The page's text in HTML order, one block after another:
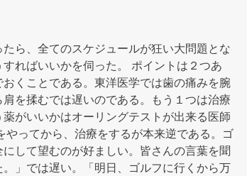
ら、全てのスケジュールが狂い大問題とな
ればいいかを伺った。 ポイントは２つあ
くことである。東洋医学では歯の痛みを腕
を揉むでは遅いのである。もう１つは治療
がいいかはオーリングテストが出来る医師
ってから、治療をするが本来逆である。ゴ
して望むのが好ましい。皆さんの言葉を聞
」では遅い。「明日、ゴルフに行くから万